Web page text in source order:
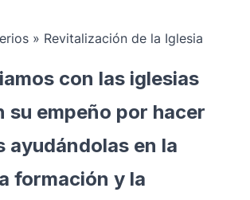
» Revitalización de la Iglesia
con las iglesias
su empeño por hacer
ayudándolas en la
formación y la